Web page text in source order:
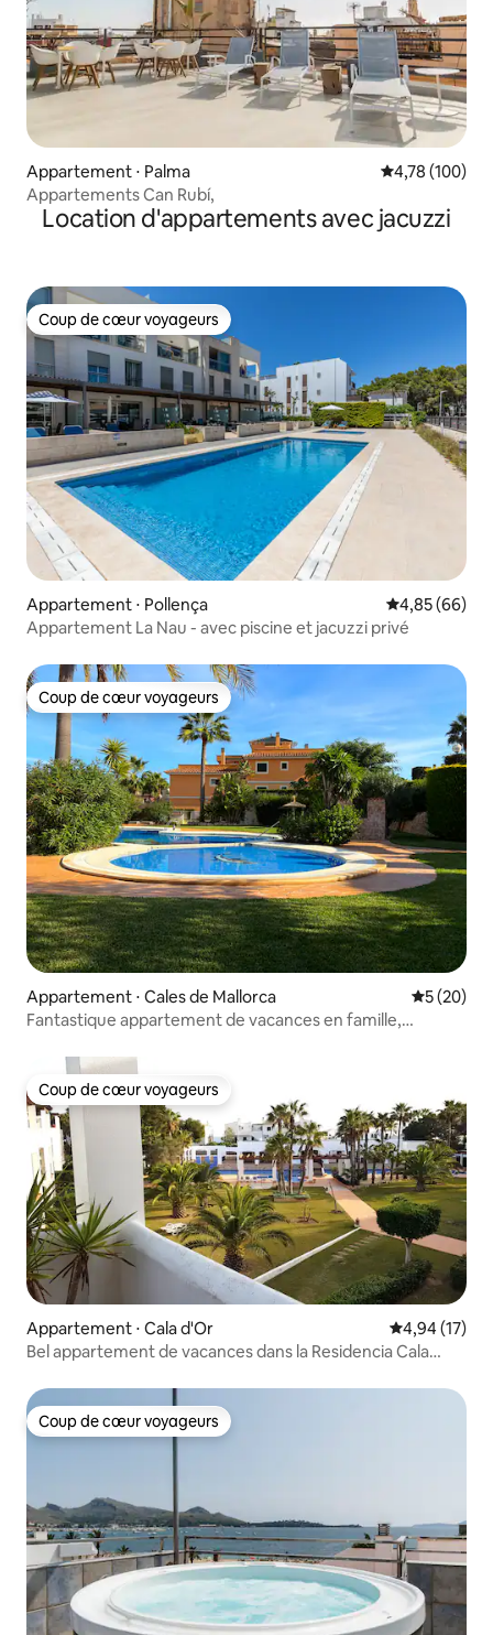
Appartement ⋅ Palma Évaluation
4,78 (100)
Appartements Can Rubí,
Location d'appartements avec jacuzzi
Coup de cœur voyageurs
Coup de cœur voyageurs
Appartement ⋅ Pollença Évaluation
4,85 (66)
Appartement La Nau - avec piscine et jacuzzi privé
Coup de cœur voyageurs
Coup de cœur voyageurs
Appartement ⋅ Cales de Mallorca
5 (20)
Fantastique appartement de vacances en famille,
Coup de cœur voyageurs
Coup de cœur voyageurs
Appartement ⋅ Cala d'Or Évaluation
4,94 (17)
Bel appartement de vacances dans la Residencia Cala
Coup de cœur voyageurs
Coup de cœur voyageurs